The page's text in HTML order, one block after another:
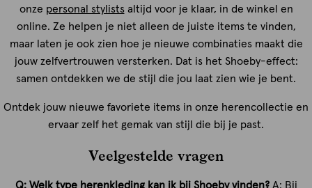
onze personal stylistsaltijd voor je klaar, in de winkel en
online. Ze helpen je niet alleen de juiste items te vinden,
maar laten je ook zien hoe je nieuwe combinaties maakt die
jouw zelfvertrouwen versterken. Dat is het Shoeby-effect:
samen ontdekken we de stijl die jou laat zien wie je bent.
Ontdek jouw nieuwe favoriete items in onze herencollectie en
ervaar zelf het gemak van stijl die bij je past.
Veelgestelde vragen
Q: Welk type herenkleding kan ik bij Shoeby vinden?A: Bij